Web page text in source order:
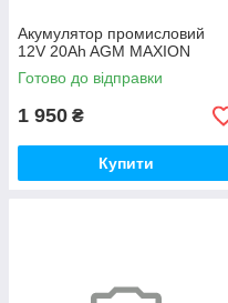
Акумулятор промисловий
12V 20Ah AGM MAXION
Готово до відправки
1 950 ₴
Купити